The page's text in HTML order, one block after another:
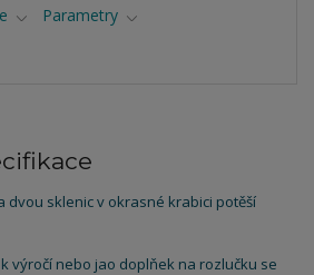
Parametry
dvou sklenic v okrasné krabici potěší
výročí nebo jao doplňek na rozlučku se